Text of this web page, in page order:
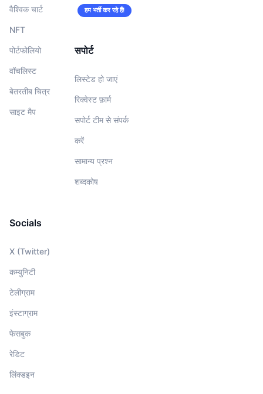
वैश्विक चार्ट
NFT
पोर्टफोलियो
वॉचलिस्‍ट
बेतरतीब चित्र
साइट मैप
हम भर्ती कर रहे हैं!
सपोर्ट
लिस्टेड हो जाएं
रिक्वेस्ट फ़ार्म
सपोर्ट टीम से संपर्क
करें
सामान्य प्रश्न
शब्दकोष
Socials
X (Twitter)
कम्युनिटी
टेलीग्राम
इंस्टाग्राम
फेसबुक
रेडिट
लिंक्डइन